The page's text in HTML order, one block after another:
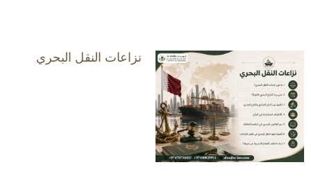
نزاعات النقل البحري